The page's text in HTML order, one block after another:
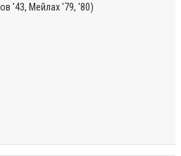
'43, Мейлах '79, '80)